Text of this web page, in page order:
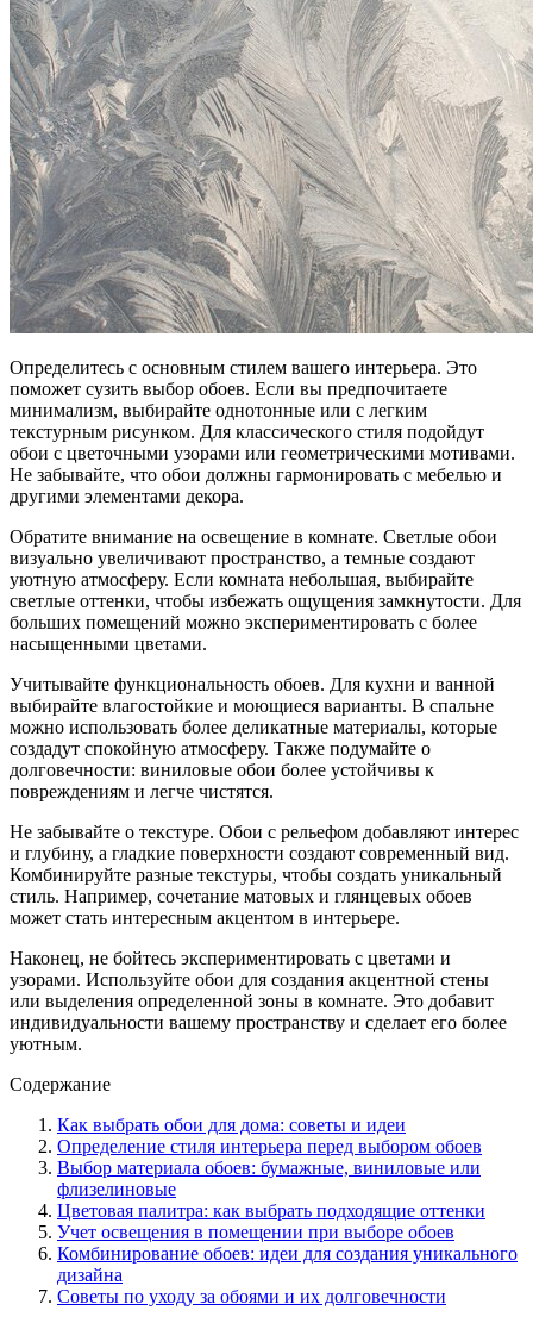
Определитесь с основным стилем вашего интерьера. Это
поможет сузить выбор обоев. Если вы предпочитаете
минимализм, выбирайте однотонные или с легким
текстурным рисунком. Для классического стиля подойдут
обои с цветочными узорами или геометрическими мотивами.
Не забывайте, что обои должны гармонировать с мебелью и
другими элементами декора.
Обратите внимание на освещение в комнате. Светлые обои
визуально увеличивают пространство, а темные создают
уютную атмосферу. Если комната небольшая, выбирайте
светлые оттенки, чтобы избежать ощущения замкнутости. Для
больших помещений можно экспериментировать с более
насыщенными цветами.
Учитывайте функциональность обоев. Для кухни и ванной
выбирайте влагостойкие и моющиеся варианты. В спальне
можно использовать более деликатные материалы, которые
создадут спокойную атмосферу. Также подумайте о
долговечности: виниловые обои более устойчивы к
повреждениям и легче чистятся.
Не забывайте о текстуре. Обои с рельефом добавляют интерес
и глубину, а гладкие поверхности создают современный вид.
Комбинируйте разные текстуры, чтобы создать уникальный
стиль. Например, сочетание матовых и глянцевых обоев
может стать интересным акцентом в интерьере.
Наконец, не бойтесь экспериментировать с цветами и
узорами. Используйте обои для создания акцентной стены
или выделения определенной зоны в комнате. Это добавит
индивидуальности вашему пространству и сделает его более
уютным.
Содержание
Как выбрать обои для дома: советы и идеи
Определение стиля интерьера перед выбором обоев
Выбор материала обоев: бумажные, виниловые или
флизелиновые
Цветовая палитра: как выбрать подходящие оттенки
Учет освещения в помещении при выборе обоев
Комбинирование обоев: идеи для создания уникального
дизайна
Советы по уходу за обоями и их долговечности